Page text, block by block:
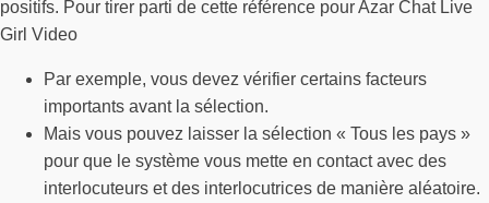
positifs. Pour tirer parti de cette référence pour Azar Chat Live
Girl Video
Par exemple, vous devez vérifier certains facteurs
importants avant la sélection.
Mais vous pouvez laisser la sélection « Tous les pays »
pour que le système vous mette en contact avec des
interlocuteurs et des interlocutrices de manière aléatoire.